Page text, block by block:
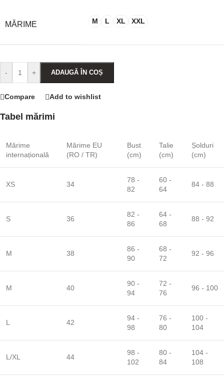
MĂRIME M L XL XXL
- + ADAUGĂ ÎN COȘ
Compare Add to wishlist
Tabel mărimi
Mărime
internațională
Mărime EU
(RO / TR)
Bust
(cm)
Talie
(cm)
Șolduri
(cm)
XS 34
78 -
82
60 -
64
84 - 88
S 36
82 -
86
64 -
68
88 - 92
M 38
86 -
90
68 -
72
92 - 96
M 40
90 -
94
72 -
76
96 - 100
L 42
94 -
98
76 -
80
100 -
104
L/XL 44
98 -
102
80 -
84
104 -
108